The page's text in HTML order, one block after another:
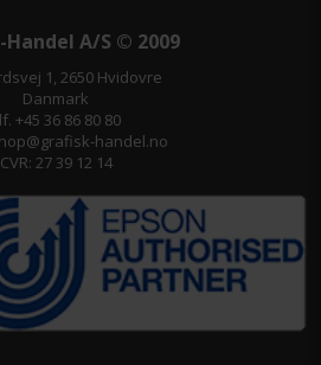
A/S © 2009
1, 2650 Hvidovre
Danmark
+45 36 86 80 80
handel.no
CVR: 27 39 12 14